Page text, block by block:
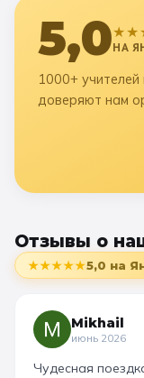
5,0НА
1000+ учителей
доверяют нам
Отзывы о
★★★★★5,0 на
Mikhail
июнь 2026
Чудесная